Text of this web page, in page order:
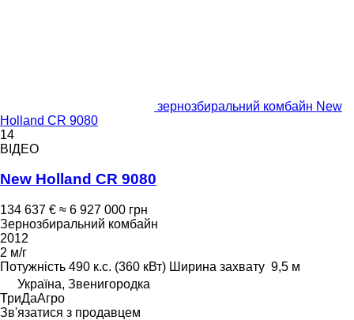
зернозбиральний комбайн New
Holland CR 9080
14
ВІДЕО
New Holland CR 9080
134 637 € ≈ 6 927 000 грн
Зернозбиральний комбайн
2012
2 м/г
Потужність 490 к.с. (360 кВт) Ширина захвату 9,5 м
Україна, Звенигородка
ТриДаАгро
Зв'язатися з продавцем